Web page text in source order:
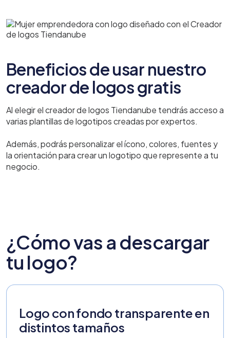
Beneficios de usar nuestro
creador de logos gratis
Al elegir el creador de logos Tiendanube tendrás acceso a
varias plantillas de logotipos creadas por expertos.
Además, podrás personalizar el ícono, colores, fuentes y
la orientación para crear un logotipo que represente a tu
negocio.
¿Cómo vas a descargar
tu logo?
Logo con fondo transparente en
distintos tamaños